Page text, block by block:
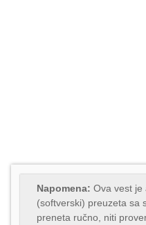
Napomena: Ova vest je
(softverski) preuzeta sa
preneta ručno, niti